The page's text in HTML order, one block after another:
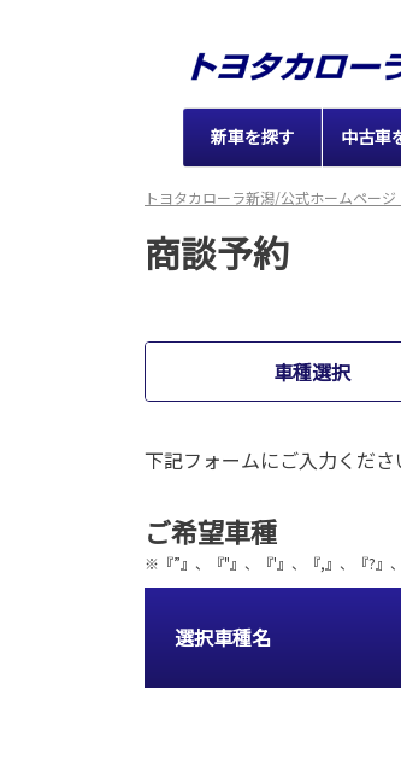
新車を探す 中古車
トヨタカローラ新潟/公式ホームペー
商談予約
車種選択
下記フォームにご入力くださ
ご希望車種
※『”』、『"』、『'』、『,』、『?』
選択車種名